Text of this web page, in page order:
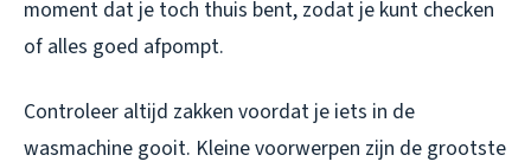
moment dat je toch thuis bent, zodat je kunt checken
of alles goed afpompt.
Controleer altijd zakken voordat je iets in de
wasmachine gooit. Kleine voorwerpen zijn de grootste